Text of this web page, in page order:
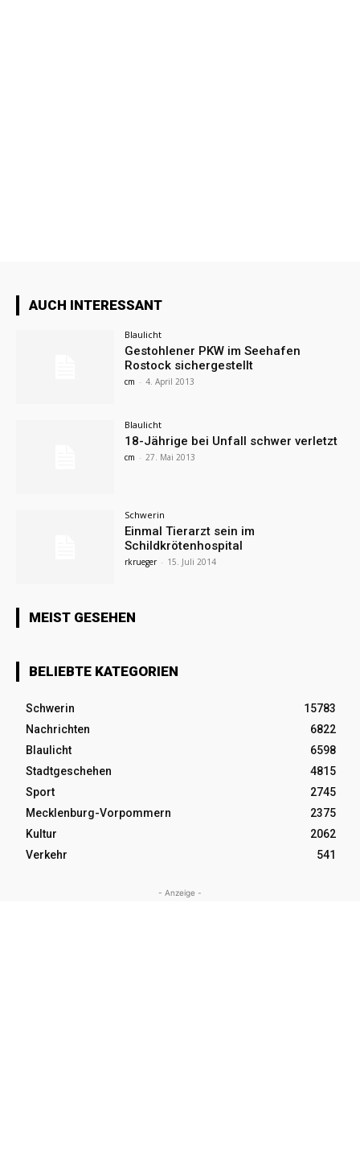
AUCH INTERESSANT
Blaulicht
Gestohlener PKW im Seehafen
Rostock sichergestellt
cm - 4. April 2013
Blaulicht
18-Jährige bei Unfall schwer verletzt
cm - 27. Mai 2013
Schwerin
Einmal Tierarzt sein im
Schildkrötenhospital
rkrueger - 15. Juli 2014
MEIST GESEHEN
BELIEBTE KATEGORIEN
Schwerin
15783
Nachrichten
6822
Blaulicht
6598
Stadtgeschehen
4815
Sport
2745
Mecklenburg-Vorpommern
2375
Kultur
2062
Verkehr
541
- Anzeige -